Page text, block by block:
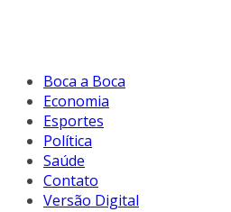
Boca a Boca
Economia
Esportes
Política
Saúde
Contato
Versão Digital